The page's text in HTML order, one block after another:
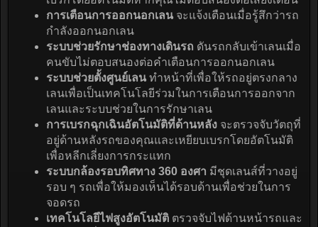
การเตือนการออกนอกเลน จะแจ้งเตือนเมื่อรู้สึกว่ารถ
กำลังออกนอกเลน
ระบบช่วยรักษาช่องทางเดินรถ ดันรถกลับเข้าเลนเมื่อ
คนขับไม่ตอบสนองต่อคำเตือนการออกนอกเลน
ระบบช่วยตั้งศูนย์เลน ทำหน้าที่เพื่อให้รถอยู่ตรงกลาง
เลนเพื่อเป็นเทคโนโลยีร่วมในการเตือนการออกจาก
เลนและระบบช่วยในการรักษาเลน
การเบรกฉุกเฉินอัตโนมัติที่ด้านหลัง จะตรวจจับวัตถุที่
อยู่ด้านหลังรถของคุณและเหยียบเบรกโดยอัตโนมัติ
เพื่อหลีกเลี่ยงการกระแทก
ระบบกล้องรอบทิศทาง 360 องศา มีชุดเลนส์ที่วางอยู่
รอบ ๆ รถเพื่อให้มองเห็นได้รอบด้านเพื่อช่วยในการ
จอดรถ
เทคโนโลยีไฟสูงอัตโนมัติ ตรวจจับไฟด้านหน้ารถและ